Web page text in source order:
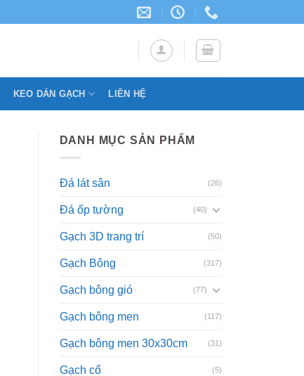
KEO DÁN GẠCH LIÊN HỆ
DANH MỤC SẢN PHẨM
Đá lát sân (26)
Đá ốp tường (40)
Gạch 3D trang trí (50)
Gạch Bông (317)
Gạch bông gió (77)
Gạch bông men (117)
Gạch bông men 30x30cm (31)
Gạch cổ (5)